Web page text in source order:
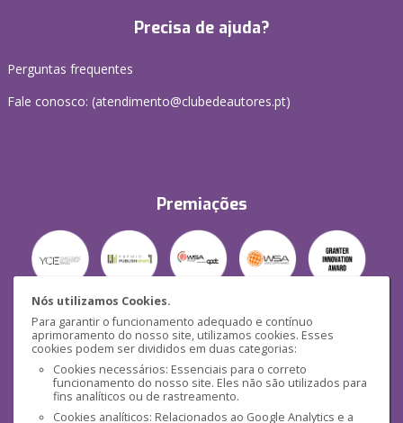
Nós utilizamos Cookies.
Para garantir o funcionamento adequado e contínuo
aprimoramento do nosso site, utilizamos cookies. Esses
cookies podem ser divididos em duas categorias:
Cookies necessários: Essenciais para o correto
funcionamento do nosso site. Eles não são utilizados para
fins analíticos ou de rastreamento.
Cookies analíticos: Relacionados ao Google Analytics e a
Precisa de ajuda?
Perguntas frequentes
Fale conosco: (atendimento@clubedeautores.pt)
Premiações
Segurança